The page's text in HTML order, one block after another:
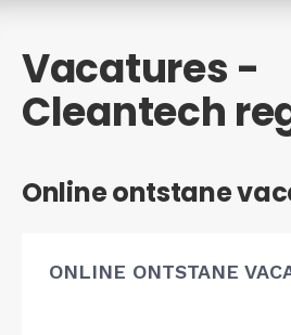
Vacatures -
Cleantech
Online ontstane
ONLINE ONTSTANE